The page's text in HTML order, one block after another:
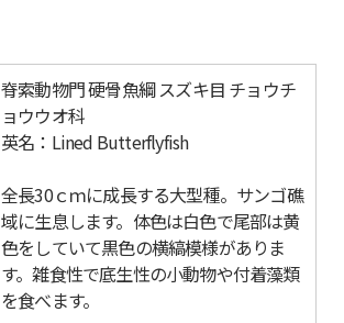
脊索動物門 硬骨魚綱 スズキ目 チョウチ
ョウウオ科
英名：Lined Butterflyfish
全長30ｃｍに成長する大型種。サンゴ礁
域に生息します。体色は白色で尾部は黄
色をしていて黒色の横縞模様がありま
す。雑食性で底生性の小動物や付着藻類
を食べます。